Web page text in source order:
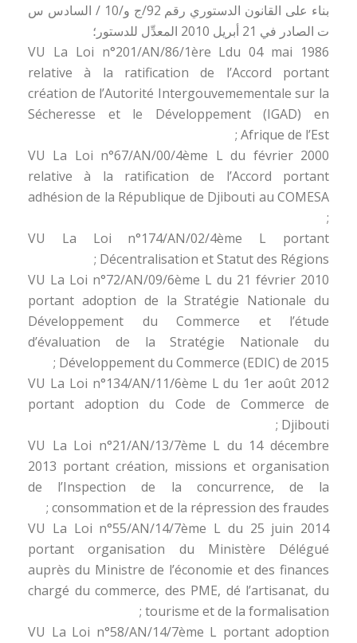
بناء على القانون الدستوري رقم 92/ج و/10 / السادس س
ت الصادر في 21 أبريل 2010 المعدِّل للدستور؛
VU La Loi n°201/AN/86/1ère Ldu 04 mai 1986
relative à la ratification de l’Accord portant
création de l’Autorité Intergouvemementale sur la
Sécheresse et le Développement (IGAD) en
Afrique de l’Est ;
VU La Loi n°67/AN/00/4ème L du février 2000
relative à la ratification de l’Accord portant
adhésion de la République de Djibouti au COMESA
;
VU La Loi n°174/AN/02/4ème L portant
Décentralisation et Statut des Régions ;
VU La Loi n°72/AN/09/6ème L du 21 février 2010
portant adoption de la Stratégie Nationale du
Développement du Commerce et l’étude
d’évaluation de la Stratégie Nationale du
Développement du Commerce (EDIC) de 2015 ;
VU La Loi n°134/AN/11/6ème L du 1er août 2012
portant adoption du Code de Commerce de
Djibouti ;
VU La Loi n°21/AN/13/7ème L du 14 décembre
2013 portant création, missions et organisation
de l’Inspection de la concurrence, de la
consommation et de la répression des fraudes ;
VU La Loi n°55/AN/14/7ème L du 25 juin 2014
portant organisation du Ministère Délégué
auprès du Ministre de l’économie et des finances
chargé du commerce, des PME, dé l’artisanat, du
tourisme et de la formalisation ;
VU La Loi n°58/AN/14/7ème L portant adoption